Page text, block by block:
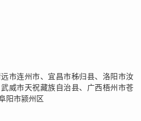
市连州市、宜昌市秭归县、洛阳市汝
威市天祝藏族自治县、广西梧州市苍
阳市颍州区